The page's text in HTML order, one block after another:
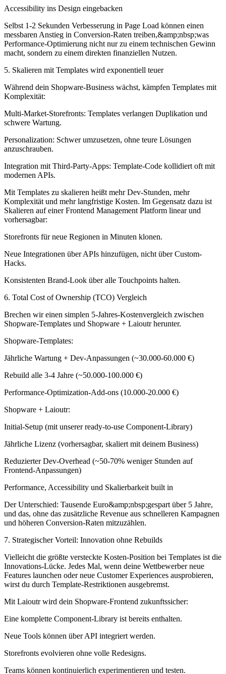
Accessibility ins Design eingebacken
Selbst 1-2 Sekunden Verbesserung in Page Load können einen
messbaren Anstieg in Conversion-Raten treiben,&amp;nbsp;was
Performance-Optimierung nicht nur zu einem technischen Gewinn
macht, sondern zu einem direkten finanziellen Nutzen.
5. Skalieren mit Templates wird exponentiell teuer
Während dein Shopware-Business wächst, kämpfen Templates mit
Komplexität:
Multi-Market-Storefronts: Templates verlangen Duplikation und
schwere Wartung.
Personalization: Schwer umzusetzen, ohne teure Lösungen
anzuschrauben.
Integration mit Third-Party-Apps: Template-Code kollidiert oft mit
modernen APIs.
Mit Templates zu skalieren heißt mehr Dev-Stunden, mehr
Komplexität und mehr langfristige Kosten. Im Gegensatz dazu ist
Skalieren auf einer Frontend Management Platform linear und
vorhersagbar:
Storefronts für neue Regionen in Minuten klonen.
Neue Integrationen über APIs hinzufügen, nicht über Custom-
Hacks.
Konsistenten Brand-Look über alle Touchpoints halten.
6. Total Cost of Ownership (TCO) Vergleich
Brechen wir einen simplen 5-Jahres-Kostenvergleich zwischen
Shopware-Templates und Shopware + Laioutr herunter.
Shopware-Templates:
Jährliche Wartung + Dev-Anpassungen (~30.000-60.000 €)
Rebuild alle 3-4 Jahre (~50.000-100.000 €)
Performance-Optimization-Add-ons (10.000-20.000 €)
Shopware + Laioutr:
Initial-Setup (mit unserer ready-to-use Component-Library)
Jährliche Lizenz (vorhersagbar, skaliert mit deinem Business)
Reduzierter Dev-Overhead (~50-70% weniger Stunden auf
Frontend-Anpassungen)
Performance, Accessibility und Skalierbarkeit built in
Der Unterschied: Tausende Euro&amp;nbsp;gespart über 5 Jahre,
und das, ohne das zusätzliche Revenue aus schnelleren Kampagnen
und höheren Conversion-Raten mitzuzählen.
7. Strategischer Vorteil: Innovation ohne Rebuilds
Vielleicht die größte versteckte Kosten-Position bei Templates ist die
Innovations-Lücke. Jedes Mal, wenn deine Wettbewerber neue
Features launchen oder neue Customer Experiences ausprobieren,
wirst du durch Template-Restriktionen ausgebremst.
Mit Laioutr wird dein Shopware-Frontend zukunftssicher:
Eine komplette Component-Library ist bereits enthalten.
Neue Tools können über API integriert werden.
Storefronts evolvieren ohne volle Redesigns.
Teams können kontinuierlich experimentieren und testen.